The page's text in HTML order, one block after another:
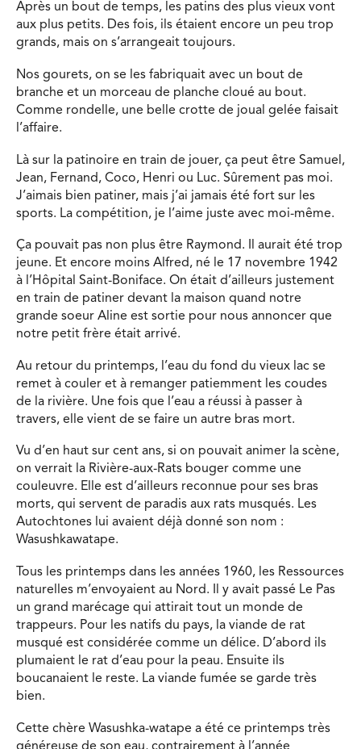
Après un bout de temps, les patins des plus vieux vont
aux plus petits. Des fois, ils étaient encore un peu trop
grands, mais on s’arrangeait toujours.
Nos gourets, on se les fabriquait avec un bout de
branche et un morceau de planche cloué au bout.
Comme rondelle, une belle crotte de joual gelée faisait
l’affaire.
Là sur la patinoire en train de jouer, ça peut être Samuel,
Jean, Fernand, Coco, Henri ou Luc. Sûrement pas moi.
J’aimais bien patiner, mais j’ai jamais été fort sur les
sports. La compétition, je l’aime juste avec moi-même.
Ça pouvait pas non plus être Raymond. Il aurait été trop
jeune. Et encore moins Alfred, né le 17 novembre 1942
à l’Hôpital Saint-Boniface. On était d’ailleurs justement
en train de patiner devant la maison quand notre
grande soeur Aline est sortie pour nous annoncer que
notre petit frère était arrivé.
Au retour du printemps, l’eau du fond du vieux lac se
remet à couler et à remanger patiemment les coudes
de la rivière. Une fois que l’eau a réussi à passer à
travers, elle vient de se faire un autre bras mort.
Vu d’en haut sur cent ans, si on pouvait animer la scène,
on verrait la Rivière-aux-Rats bouger comme une
couleuvre. Elle est d’ailleurs reconnue pour ses bras
morts, qui servent de paradis aux rats musqués. Les
Autochtones lui avaient déjà donné son nom :
Wasushkawatape.
Tous les printemps dans les années 1960, les Ressources
naturelles m’envoyaient au Nord. Il y avait passé Le Pas
un grand marécage qui attirait tout un monde de
trappeurs. Pour les natifs du pays, la viande de rat
musqué est considérée comme un délice. D’abord ils
plumaient le rat d’eau pour la peau. Ensuite ils
boucanaient le reste. La viande fumée se garde très
bien.
Cette chère Wasushka-watape a été ce printemps très
généreuse de son eau, contrairement à l’année